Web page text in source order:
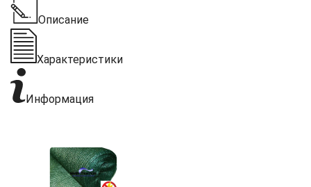
Описание
Характеристики
Информация